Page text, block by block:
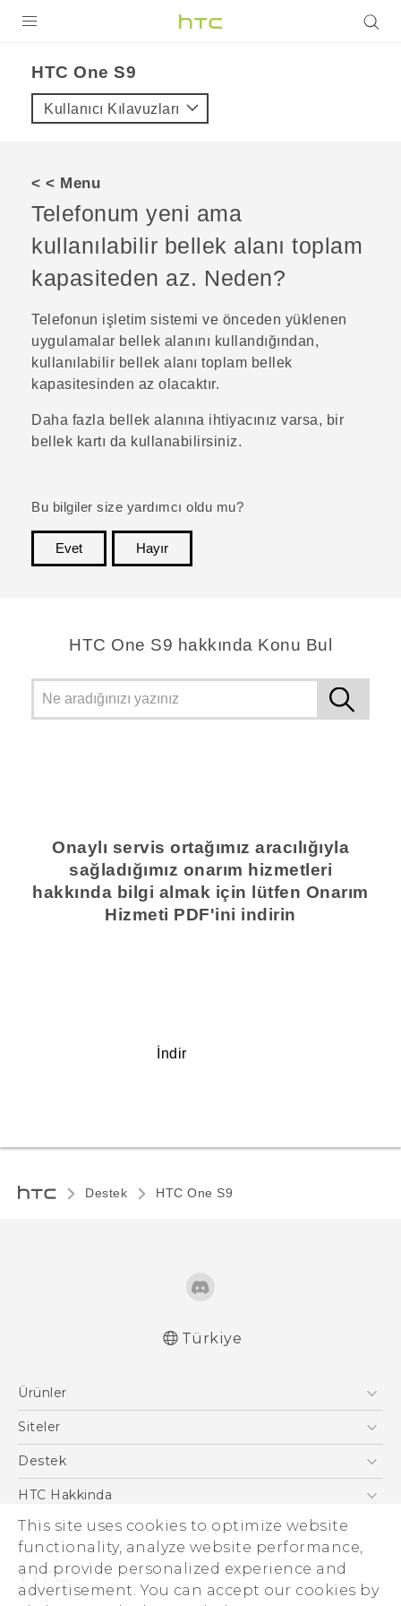
This site uses cookies to optimize website
functionality, analyze website performance,
and provide personalized experience and
advertisement. You can accept our cookies by
VIVE
VIVERSE
DESTEK
HTC One S9‎
Kullanıcı Kılavuzları
< < Menu
Telefonum yeni ama
kullanılabilir bellek alanı toplam
kapasiteden az. Neden?
Telefonun işletim sistemi ve önceden yüklenen
uygulamalar bellek alanını kullandığından,
kullanılabilir bellek alanı toplam bellek
kapasitesinden az olacaktır.
Daha fazla bellek alanına ihtiyacınız varsa, bir
bellek kartı da kullanabilirsiniz.
Bu bilgiler size yardımcı oldu mu?
Evet
Hayır
HTC One S9 hakkında Konu Bul
Onaylı servis ortağımız aracılığıyla
sağladığımız onarım hizmetleri
hakkında bilgi almak için lütfen Onarım
Hizmeti PDF'ini indirin
İndir
Destek HTC One S9‎
English - User manual
Türkiye
Ürünler
Akıllı Telefonlar
VIVE
Siteler
HTC Dev
Destek
Destek Merkezi
HTC Hakkinda
ESG
Yatırımcı (İNGİLİZCE)
Gizlilik Politikası